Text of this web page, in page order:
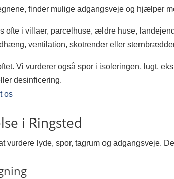
finder mulige adgangsveje og hjælper
ofte i villaer, parcelhuse, ældre huse,
ventilation, skotrender eller
Vi vurderer også spor i isoleringen, lugt,
desinficering.
os
i Ringsted
vurdere lyde, spor, tagrum og adgangsveje.